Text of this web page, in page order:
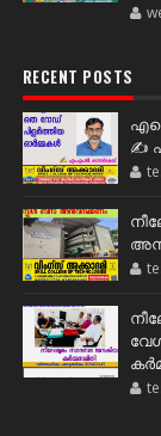
RECENT POSTS
✍️